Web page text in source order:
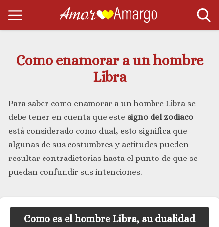
Como enamorar a un hombre
Libra
Para saber como enamorar a un hombre Libra se
debe tener en cuenta que este signo del zodiaco
está considerado como dual, esto significa que
algunas de sus costumbres y actitudes pueden
resultar contradictorias hasta el punto de que se
puedan confundir sus intenciones.
Como es el hombre Libra, su dualidad